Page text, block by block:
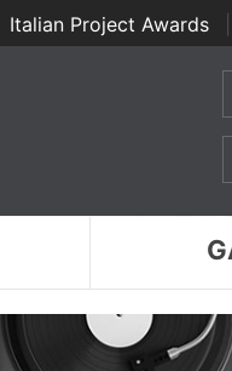
Italian Project Awards